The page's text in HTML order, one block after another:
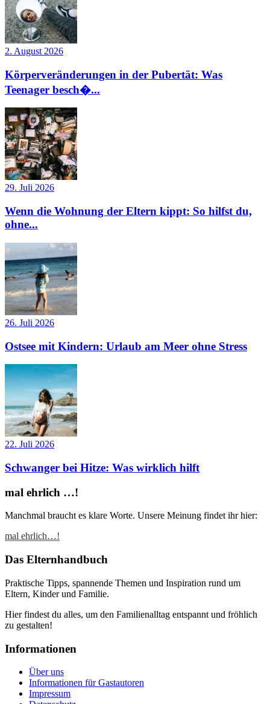
2. August 2026
Körperveränderungen in der Pubertät: Was
Teenager besch�...
29. Juli 2026
Wenn die Wohnung der Eltern kippt: So hilfst du,
ohne...
26. Juli 2026
Ostsee mit Kindern: Urlaub am Meer ohne Stress
22. Juli 2026
Schwanger bei Hitze: Was wirklich hilft
mal ehrlich …!
Manchmal braucht es klare Worte. Unsere Meinung findet ihr hier:
mal ehrlich…!
Das Elternhandbuch
Praktische Tipps, spannende Themen und Inspiration rund um
Eltern, Kinder und Familie.
Hier findest du alles, um den Familienalltag entspannt und fröhlich
zu gestalten!
Informationen
Über uns
Informationen für Gastautoren
Impressum